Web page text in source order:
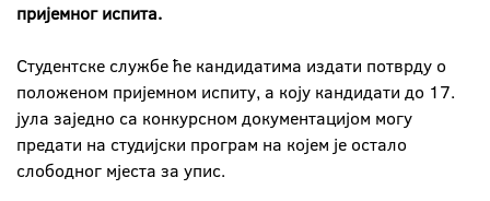
пријемног испита.
Студентске службе ће кандидатима издати потврду о
положеном пријемном испиту, а коју кандидати до 17.
јула заједно са конкурсном документацијом могу
предати на студијски програм на којем је остало
слободног мјеста за упис.